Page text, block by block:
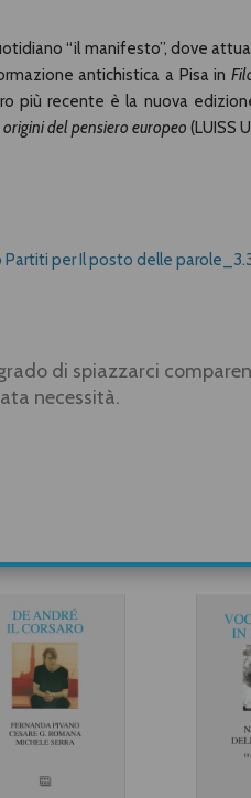
“il manifesto”, dove
antichistica a Pisa in
più recente è la nuova
del pensiero europeo (LUISS
per Il posto delle
di spiazzarci
necessità.